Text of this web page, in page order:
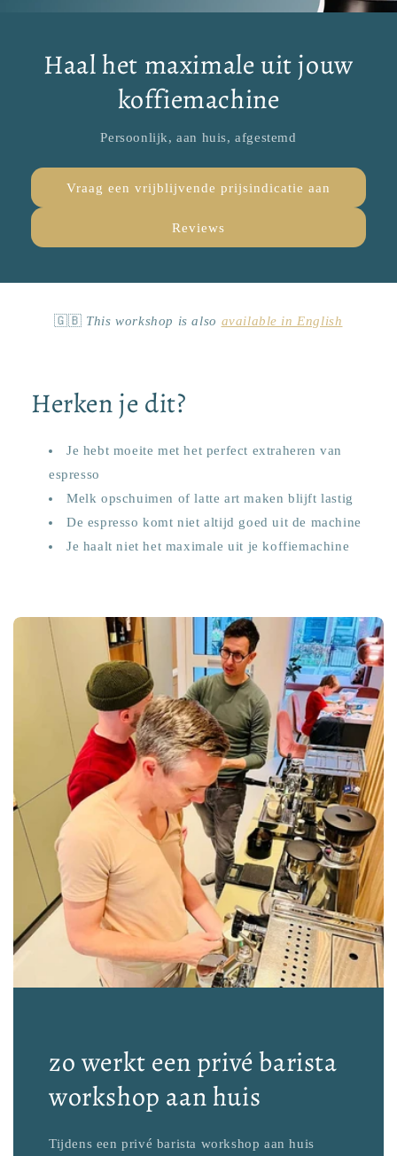
Haal het maximale uit jouw
koffiemachine
Persoonlijk, aan huis, afgestemd
Vraag een vrijblijvende prijsindicatie aan
Reviews
🇬🇧 This workshop is also available in English
Herken je dit?
Je hebt moeite met het perfect extraheren van
espresso
Melk opschuimen of latte art maken blijft lastig
De espresso komt niet altijd goed uit de machine
Je haalt niet het maximale uit je koffiemachine
zo werkt een privé barista
workshop aan huis
Tijdens een privé barista workshop aan huis